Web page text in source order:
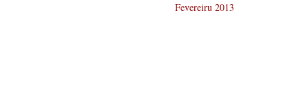
Fevereiru 2013